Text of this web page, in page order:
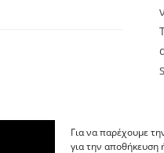
Για να παρέχουμε
για την